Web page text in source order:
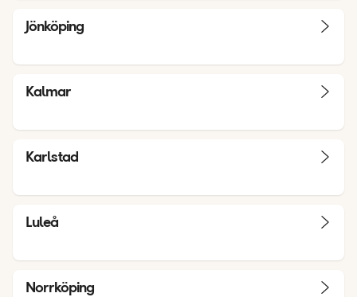
Jönköping
Kalmar
Karlstad
Luleå
Norrköping